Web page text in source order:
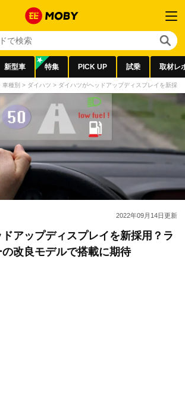
新型車 特集 PICK UP 試乗 取材レ
車種別 > ダイハツ > ダイハツがヘッドアップディスプレイを新採
2022年09月14日更新
アップディスプレイを新採用？ラ
改良モデルで搭載に期待